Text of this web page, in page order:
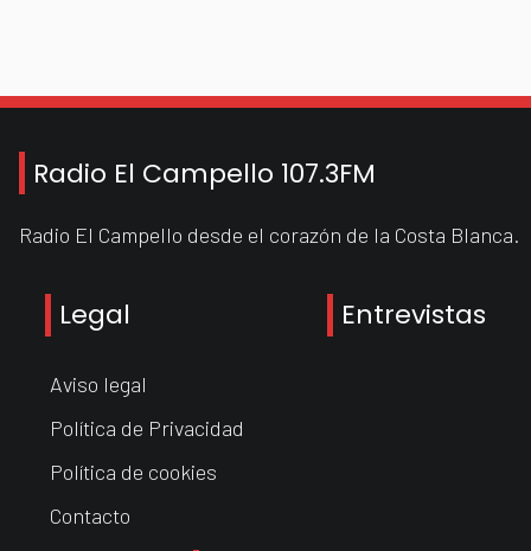
Radio El Campello 107.3FM
Radio El Campello desde el corazón de la Costa Blanca.
Legal
Aviso legal
Política de Privacidad
Política de cookies
Contacto
Entrevistas